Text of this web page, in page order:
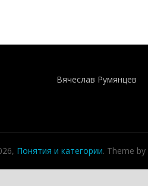
Вячеслав Румянцев
Понятия и категории. Theme by